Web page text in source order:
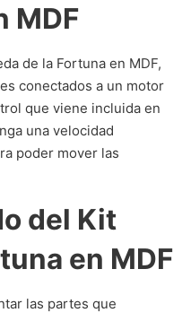
MDF
de la Fortuna en MDF,
conectados a un motor
que viene incluida en
una velocidad
poder mover las
del Kit
en MDF
las partes que